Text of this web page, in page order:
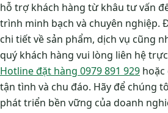
hỗ trợ khách hàng từ khâu tư vấn
trình minh bạch và chuyên nghiệp.
chi tiết về sản phẩm, dịch vụ cũng
quý khách hàng vui lòng liên hệ
Hotline đặt hàng 0979 891 929
tận tình và chu đáo. Hãy để chúng
phát triển bền vững của doanh